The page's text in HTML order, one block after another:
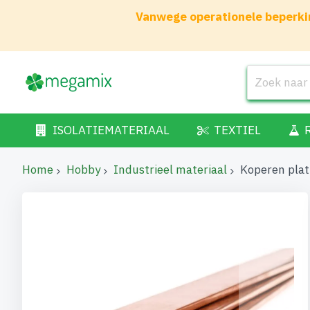
Vanwege operationele
ISOLATIEMATERIAAL TEXTIEL
Home Hobby Industrieel materiaal Koperen